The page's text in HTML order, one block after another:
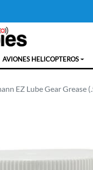
AVIONES HELICOPTEROS
EZ Lube Gear Grease